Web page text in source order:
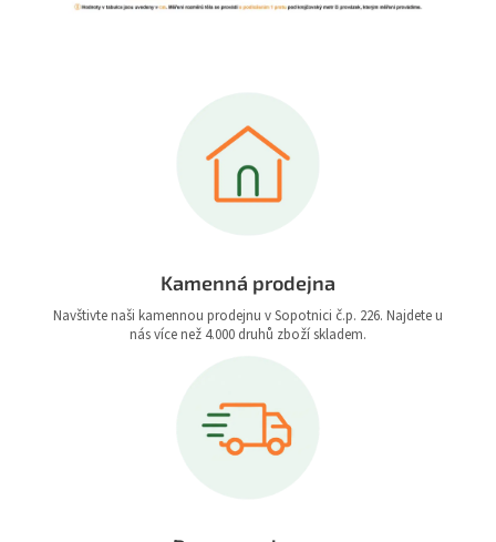
Kamenná prodejna
Navštivte naši kamennou prodejnu v Sopotnici č.p. 226. Najdete u
nás více než 4.000 druhů zboží skladem.